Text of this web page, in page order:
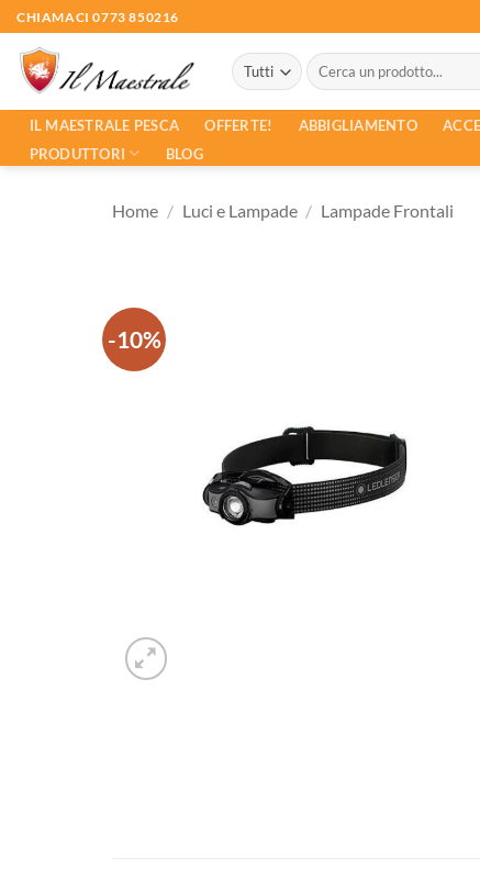
Salta
ai
contenuti
CHIAMACI 0773 850216
Cerca:
IL MAESTRALE PESCA OFFERTE! ABBIGLIAMENTO
PRODUTTORI
BLOG
Home / Luci e Lampade / Lampade Frontali
-10%